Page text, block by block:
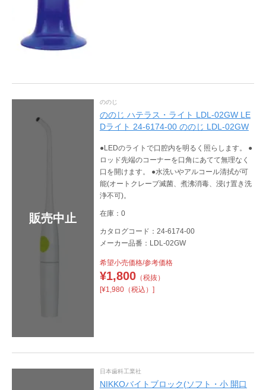
販売中止
ののじ
ののじ ハテラス・ライト LDL-02GW LE
Dライト 24-6174-00 ののじ LDL-02GW
●LEDのライトで口腔内を明るく照らします。 ●
ロッド先端のコーナーを口角にあてて無理なく
口を開けます。 ●水洗いやアルコール清拭が可
能(オートクレーブ滅菌、煮沸消毒、浸け置き洗
浄不可)。
在庫：0
カタログコード：24-6174-00
メーカー品番：LDL-02GW
希望小売価格/参考価格
¥1,800（税抜）
[¥1,980（税込）]
日本歯科工業社
NIKKOバイトブロック(ソフト・小 開口